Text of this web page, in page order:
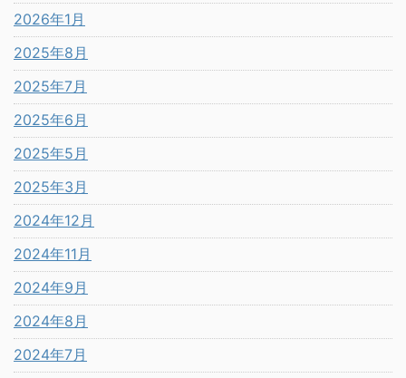
2026年1月
2025年8月
2025年7月
2025年6月
2025年5月
2025年3月
2024年12月
2024年11月
2024年9月
2024年8月
2024年7月